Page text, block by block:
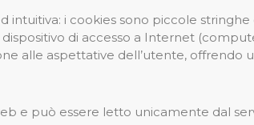
intuitiva: i cookies sono piccole
di accesso a Internet
alle aspettative dell’utente, offrendo
e può essere letto unicamente dal